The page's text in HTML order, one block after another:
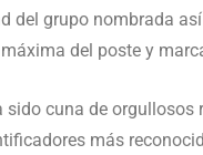
grupo nombrada
del poste y
sido cuna de orgullosos
más